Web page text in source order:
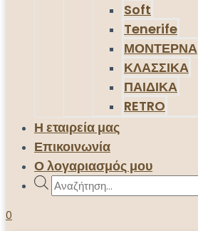
Soft
Tenerife
ΜΟΝΤΕΡΝΑ
ΚΛΑΣΣΙΚΑ
ΠΑΙΔΙΚΑ
RETRO
Η εταιρεία μας
Επικοινωνία
Ο λογαριασμός μου
Products
search
0